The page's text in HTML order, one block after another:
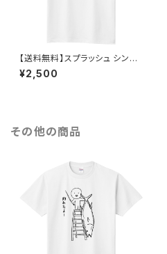
【送料無料】スプラッシュ シンプ
ルTシャツ
¥2,500
その他の商品